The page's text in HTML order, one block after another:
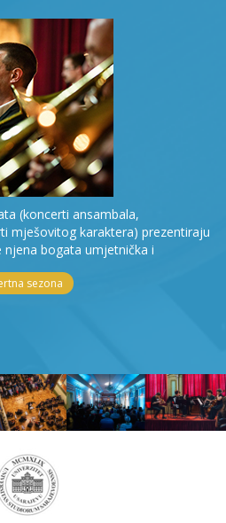
(koncerti ansambala,
mješovitog karaktera) prezentiraju
njena bogata umjetnička i
sezona